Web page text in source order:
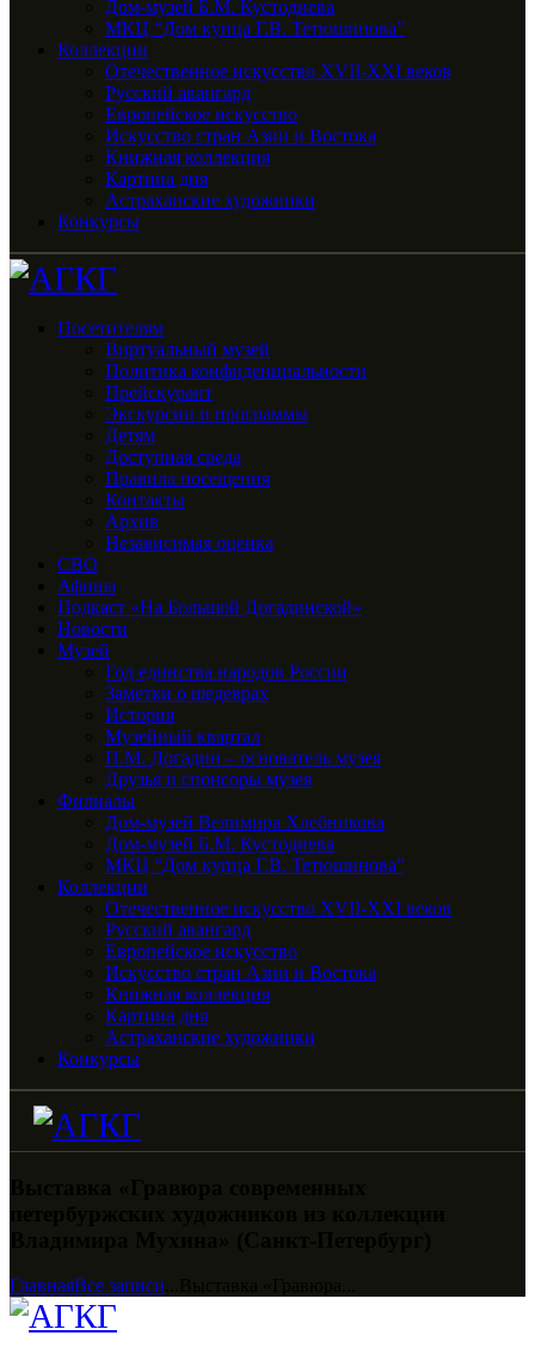
Дом-музей Б.М. Кустодиева
МКЦ “Дом купца Г.В. Тетюшинова”
Коллекции
Отечественное искусство XVII-XXI веков
Русский авангард
Европейское искусство
Искусство стран Азии и Востока
Книжная коллекция
Картина дня
Астраханские художники
Конкурсы
Посетителям
Виртуальный музей
Политика конфиденциальности
Прейскурант
Экскурсии и программы
Детям
Доступная среда
Правила посещения
Контакты
Архив
Независимая оценка
СВО
Афиша
Подкаст «На Большой Догадинской»
Новости
Музей
Год единства народов России
Заметки о шедеврах
История
Музейный квартал
П.М. Догадин – основатель музея
Друзья и спонсоры музея
Филиалы
Дом-музей Велимира Хлебникова
Дом-музей Б.М. Кустодиева
МКЦ “Дом купца Г.В. Тетюшинова”
Коллекции
Отечественное искусство XVII-XXI веков
Русский авангард
Европейское искусство
Искусство стран Азии и Востока
Книжная коллекция
Картина дня
Астраханские художники
Конкурсы
ГлавнаяВсе записи